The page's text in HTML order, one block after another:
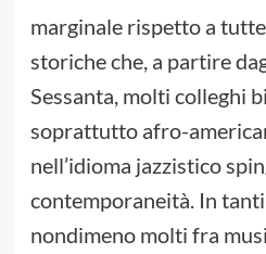
marginale rispetto a
storiche che, a partire
Sessanta, molti colleghi
soprattutto afro-
nell’idioma jazzistico
contemporaneità. In
nondimeno molti fra